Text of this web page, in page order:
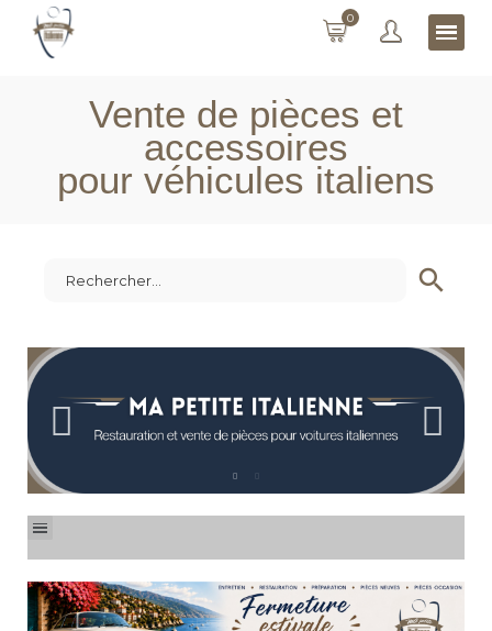
0
Vente de pièces et
accessoires
pour véhicules italiens